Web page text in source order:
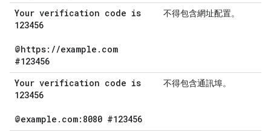
Your verification code is
123456
@https: //example . com
#123456
不得包含網址配置。
Your verification code is
123456
@example . com:8080 #123456
不得包含通訊埠。